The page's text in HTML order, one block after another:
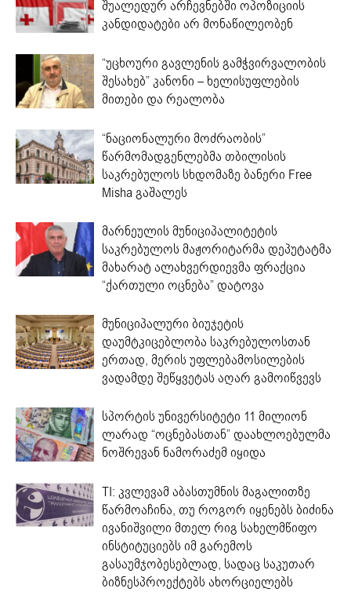
შუალედურ არჩევნებში ოპოზიციის
კანდიდატები არ მონაწილეობენ
“უცხოური გავლენის გამჭვირვალობის
შესახებ” კანონი – ხელისუფლების
მითები და რეალობა
“ნაციონალური მოძრაობის”
წარმომადგენლებმა თბილისის
საკრებულოს სხდომაზე ბანერი Free
Misha გაშალეს
მარნეულის მუნიციპალიტეტის
საკრებულოს მაჟორიტარმა დეპუტატმა
მახარატ ალახვერდიევმა ფრაქცია
“ქართული ოცნება” დატოვა
მუნიციპალური ბიუჯეტის
დაუმტკიცებლობა საკრებულოსთან
ერთად, მერის უფლებამოსილების
ვადამდე შეწყვეტას აღარ გამოიწვევს
სპორტის უნივერსიტეტი 11 მილიონ
ლარად “ოცნებასთან” დაახლოებულმა
ნოშრევან ნამორაძემ იყიდა
TI: კვლევამ აბასთუმნის მაგალითზე
წარმოაჩინა, თუ როგორ იყენებს ბიძინა
ივანიშვილი მთელ რიგ სახელმწიფო
ინსტიტუციებს იმ გარემოს
გასაუმჯობესებლად, სადაც საკუთარ
ბიზნესპროექტებს ახორციელებს